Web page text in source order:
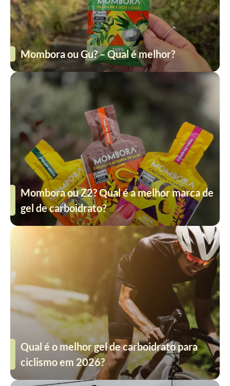
Mombora ou Gu? – Qual é melhor?
Mombora ou Z2? Qual é a melhor marca de
gel de carboidrato?
Qual é o melhor gel de carboidrato para
ciclismo em 2026?